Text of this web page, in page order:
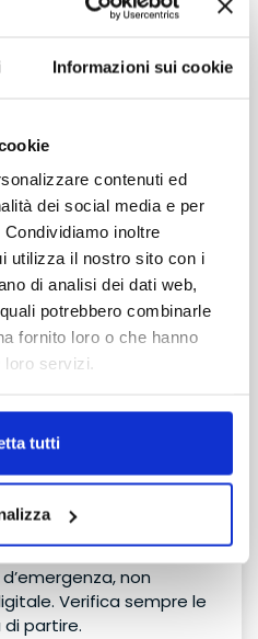
Informazioni sui cookie
contenuti ed
dei social media e per
inoltre
utilizza il nostro sito con i
di analisi dei dati web,
potrebbero combinarle
fornito loro o che hanno
loro servizi.
tutti
resta comunque
un power bank e
d’imbarco via e-mail
il PDF stampabile; la
salvo eccezioni paese
senza app, come
alla tua prenotazione:
e troverai il pass digitale.
posso volare?
e non emette più
e dopo check-in
può assistere;
non
Verifica sempre le
partire.